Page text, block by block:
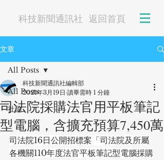
科技新聞通訊社 返回首頁
文章
All Posts
社論
All Posts
司法院採購法官用平板筆記
型電腦，含擴充預算7,450萬
科技新聞通訊社編輯部
2021年3月19日 讀畢需時 1 分鐘
司法院16日公開招標案「司法院及所屬
各機關110年度法官平板筆記型電腦採購